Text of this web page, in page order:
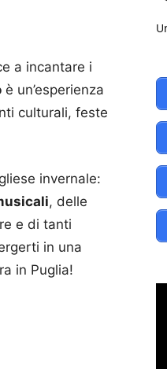
a incantare i
è un’esperienza
culturali, feste
invernale:
, delle
e di tanti
in una
in Puglia!